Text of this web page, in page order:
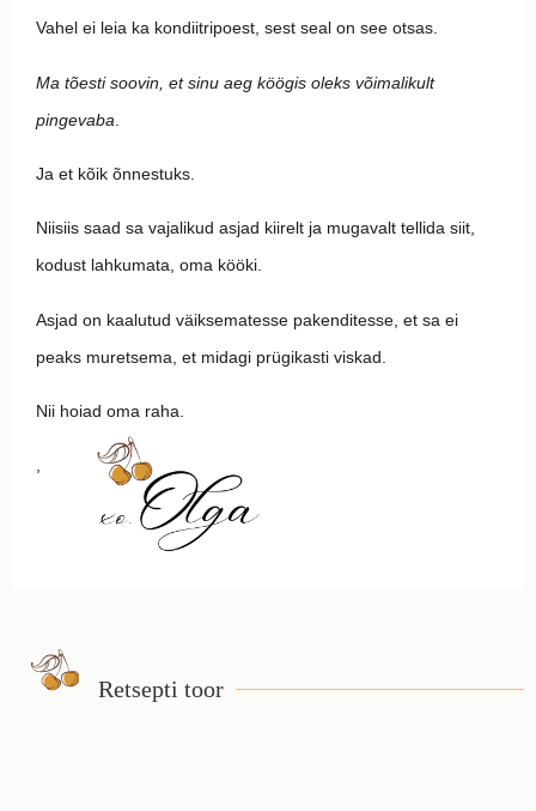
Vahel ei leia ka kondiitripoest, sest seal on see otsas.
Ma tõesti soovin, et sinu aeg köögis oleks võimalikult
pingevaba
Ja et kõik õnnestuks.
Niisiis saad sa vajalikud asjad kiirelt ja mugavalt tellida siit,
kodust lahkumata, oma kööki.
Asjad on kaalutud väiksematesse pakenditesse, et sa ei
peaks muretsema, et midagi prügikasti viskad.
Nii hoiad oma raha.
,
Retsepti toor